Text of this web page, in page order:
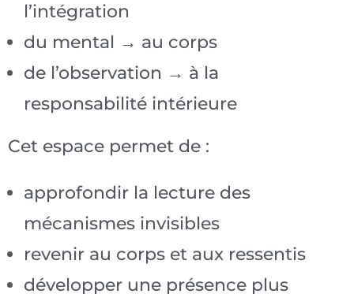
l’intégration
du mental → au corps
de l’observation → à la
responsabilité intérieure
Cet espace permet de :
approfondir la lecture des
mécanismes invisibles
revenir au corps et aux ressentis
développer une présence plus